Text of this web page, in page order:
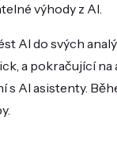
výhody z AI.
AI do svých
a pokračující
AI asistenty.